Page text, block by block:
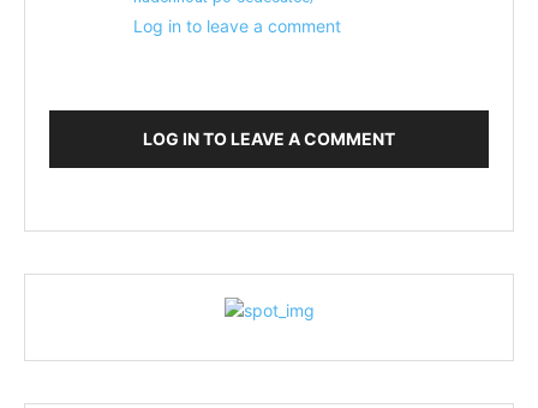
Log in to leave a comment
LOG IN TO LEAVE A COMMENT